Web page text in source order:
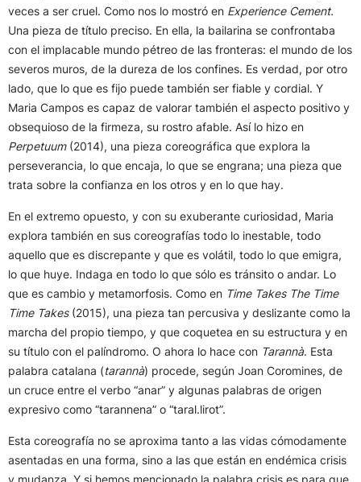
veces a ser cruel. Como nos lo mostró en Experience Cement.
Una pieza de título preciso. En ella, la bailarina se confrontaba
con el implacable mundo pétreo de las fronteras: el mundo de los
severos muros, de la dureza de los confines. Es verdad, por otro
lado, que lo que es fijo puede también ser fiable y cordial. Y
Maria Campos es capaz de valorar también el aspecto positivo y
obsequioso de la firmeza, su rostro afable. Así lo hizo en
Perpetuum(2014), una pieza coreográfica que explora la
perseverancia, lo que encaja, lo que se engrana; una pieza que
trata sobre la confianza en los otros y en lo que hay.
En el extremo opuesto, y con su exuberante curiosidad, Maria
explora también en sus coreografías todo lo inestable, todo
aquello que es discrepante y que es volátil, todo lo que emigra,
lo que huye. Indaga en todo lo que sólo es tránsito o andar. Lo
que es cambio y metamorfosis. Como en Time Takes The Time
Time Takes(2015), una pieza tan percusiva y deslizante como la
marcha del propio tiempo, y que coquetea en su estructura y en
su título con el palíndromo. O ahora lo hace con Tarannà. Esta
palabra catalana (tarannà) procede, según Joan Coromines, de
un cruce entre el verbo “anar” y algunas palabras de origen
expresivo como “tarannena” o “taral.lirot”.
Esta coreografía no se aproxima tanto a las vidas cómodamente
asentadas en una forma, sino a las que están en endémica crisis